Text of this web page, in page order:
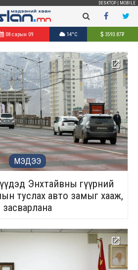
DESKTOP MOBILE
08 сарын 09 14°C 3593.87₮
МЭДЭЭ
Энхтайвны гүүрний
туслах авто замыг хааж,
засварлана